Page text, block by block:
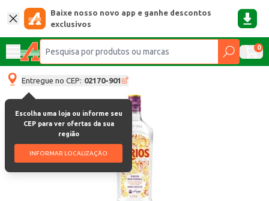
Baixe nosso novo app e ganhe descontos
exclusivos
0
Entregue no CEP: 02170-901
Escolha uma loja ou informe seu
CEP para ver ofertas da sua
região
INFORMAR LOCALIZAÇÃO